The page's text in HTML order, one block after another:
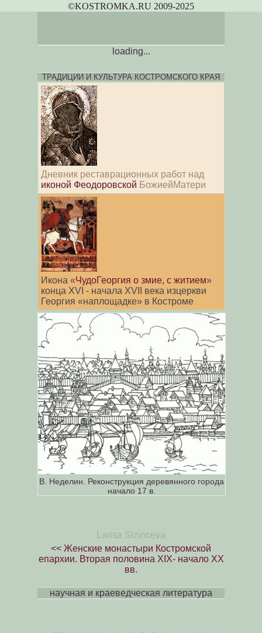
©KOSTROMKA.RU 2009-2025
loading...
ТРАДИЦИИ И КУЛЬТУРА КОСТРОМСКОГО КРАЯ
Дневник реставрационных работ над
иконой Феодоровской БожиейМатери
Икона «ЧудоГеоргия о змие, с житием»
конца XVI - начала XVII века изцеркви
Георгия «наплощадке» в Костроме
В. Неделин. Реконструкция деревянного города
начало 17 в.
Larisa Sizinceva
<< Женские монастыри Костромской
епархии. Вторая половина XIX- начало XX
вв.
научная и краеведческая литература